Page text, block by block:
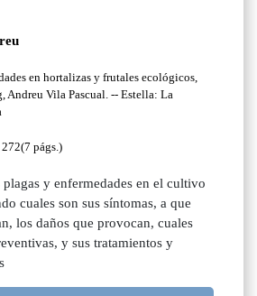
en hortalizas y frutales ecológicos,
Andreu Vila Pascual. -- Estella: La
págs.)
y enfermedades en el cultivo
cuales son sus síntomas, a que
los daños que provocan, cuales
y sus tratamientos y